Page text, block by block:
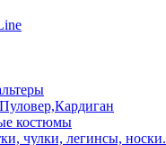
костюмы
чулки, легинсы, носки.